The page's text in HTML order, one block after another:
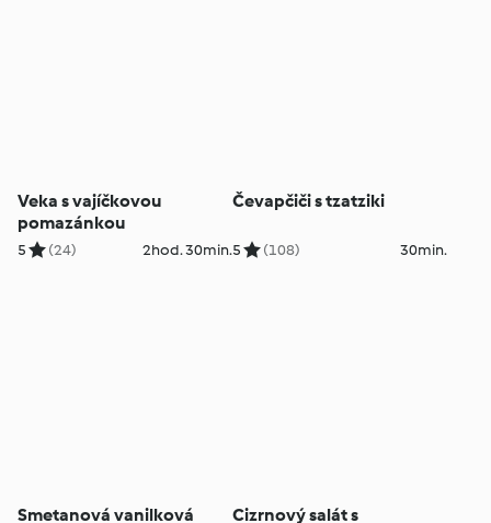
Veka s vajíčkovou
pomazánkou
5 (24) 2hod. 30min.
Čevapčiči s tzatziki
5 (108) 30min.
Smetanová vanilková Cizrnový salát s